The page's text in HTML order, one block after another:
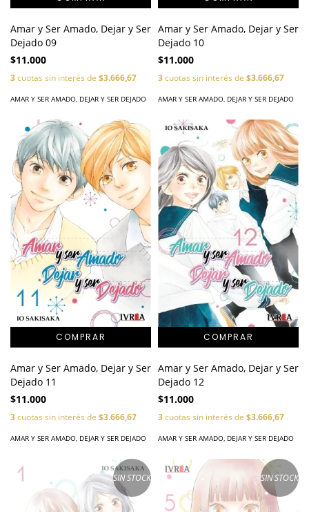
Amar y Ser Amado, Dejar y Ser
Dejado 09
$11.000
3cuotas sin interés de $3.666,67
AMAR Y SER AMADO, DEJAR Y SER DEJADO
Amar y Ser Amado, Dejar y Ser
Dejado 10
$11.000
3cuotas sin interés de $3.666,67
AMAR Y SER AMADO, DEJAR Y SER DEJADO
Amar y Ser Amado, Dejar y Ser
Dejado 11
$11.000
3cuotas sin interés de $3.666,67
AMAR Y SER AMADO, DEJAR Y SER DEJADO
Amar y Ser Amado, Dejar y Ser
Dejado 12
$11.000
3cuotas sin interés de $3.666,67
AMAR Y SER AMADO, DEJAR Y SER DEJADO
SIN STOCK SIN STOCK